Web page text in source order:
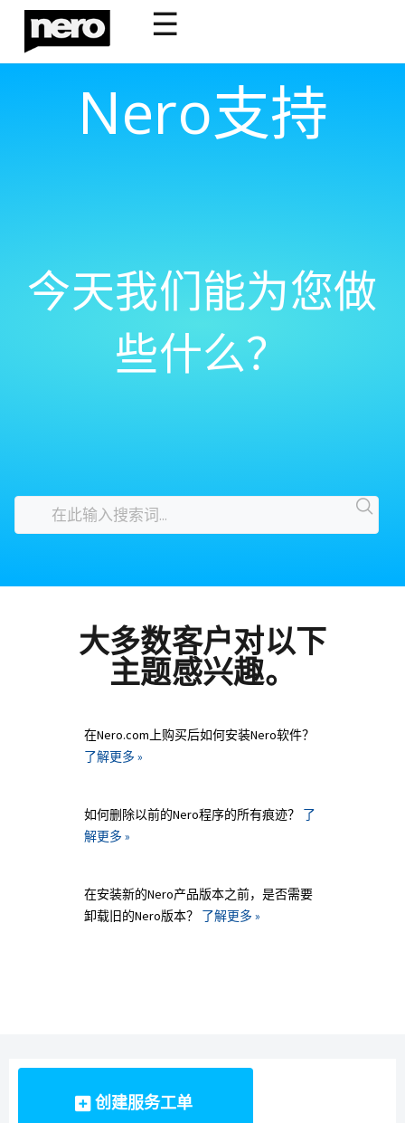
☰
Nero支持
今天我们能为您做
些什么？
大多数客户对以下
主题感兴趣。
在Nero.com上购买后如何安装Nero软件？
了解更多 »
如何删除以前的Nero程序的所有痕迹？
了
解更多 »
在安装新的Nero产品版本之前，是否需要
卸载旧的Nero版本？
了解更多 »
创建服务工单